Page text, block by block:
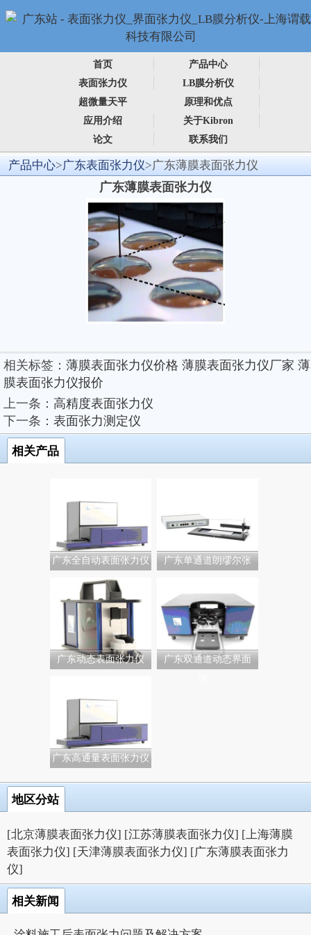
首页
产品中心
表面张力仪
LB膜分析仪
超微量天平
原理和优点
应用介绍
关于Kibron
论文
联系我们
产品中心>广东表面张力仪>广东薄膜表面张力仪
广东薄膜表面张力仪
相关标签： 薄膜表面张力仪价格 薄膜表面张力仪厂家 薄
膜表面张力仪报价
上一条： 高精度表面张力仪
下一条： 表面张力测定仪
相关产品
广东全自动表面张力仪
广东单通道朗缪尔张
广东动态表面张力仪
广东双通道动态界面
广东高通量表面张力仪
地区分站
[北京薄膜表面张力仪] [江苏薄膜表面张力仪] [上海薄膜
表面张力仪] [天津薄膜表面张力仪] [广东薄膜表面张力
仪]
相关新闻